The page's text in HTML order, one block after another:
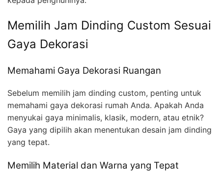
Memilih Jam Dinding Custom Sesuai
Gaya Dekorasi
Memahami Gaya Dekorasi Ruangan
Sebelum memilih jam dinding custom, penting untuk
memahami gaya dekorasi rumah Anda. Apakah Anda
menyukai gaya minimalis, klasik, modern, atau etnik?
Gaya yang dipilih akan menentukan desain jam dinding
yang tepat.
Memilih Material dan Warna yang Tepat